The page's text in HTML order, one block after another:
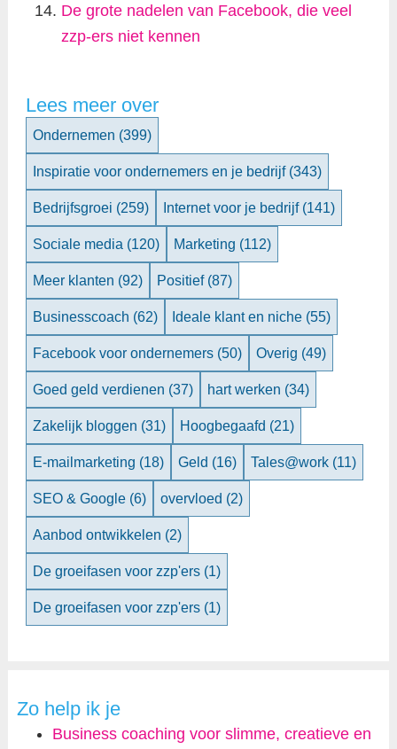
De grote nadelen van Facebook, die veel
zzp-ers niet kennen
Lees meer over
Ondernemen (399)
Inspiratie voor ondernemers en je bedrijf (343)
Bedrijfsgroei (259) Internet voor je bedrijf (141)
Sociale media (120) Marketing (112)
Meer klanten (92) Positief (87)
Businesscoach (62) Ideale klant en niche (55)
Facebook voor ondernemers (50) Overig (49)
Goed geld verdienen (37) hart werken (34)
Zakelijk bloggen (31) Hoogbegaafd (21)
E-mailmarketing (18) Geld (16) Tales@work (11)
SEO & Google (6) overvloed (2)
Aanbod ontwikkelen (2)
De groeifasen voor zzp'ers (1)
De groeifasen voor zzp'ers (1)
Zo help ik je
Business coaching voor slimme, creatieve en